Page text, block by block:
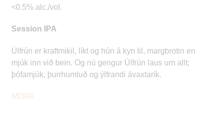
<0.5% alc./vol.
Session IPA
Úlfrún er kraftmikil, líkt og hún á kyn til, margbrotin en
mjúk inn við bein. Og nú gengur Úlfrún laus um allt;
þófamjúk, þurrhumluð og ýlfrandi ávaxtarík.
MEIRA